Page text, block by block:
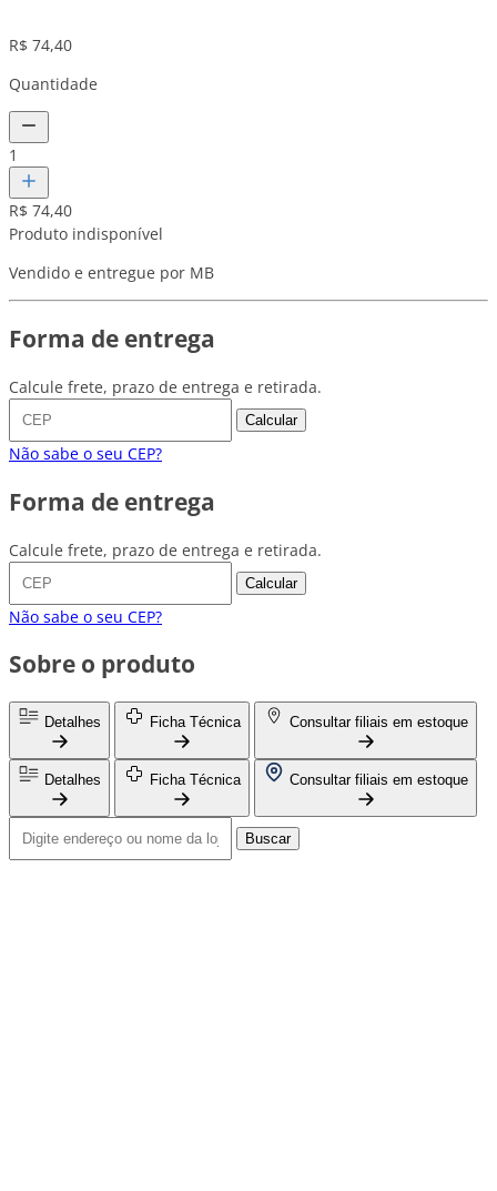
R$ 74,40
Quantidade
1
R$ 74,40
Produto indisponível
Vendido e entregue por MB
Forma de entrega
Calcule frete, prazo de entrega e retirada.
Calcular
Não sabe o seu CEP?
Forma de entrega
Calcule frete, prazo de entrega e retirada.
Calcular
Não sabe o seu CEP?
Sobre o produto
Detalhes Ficha Técnica Consultar filiais em estoque
Detalhes Ficha Técnica Consultar filiais em estoque
Buscar